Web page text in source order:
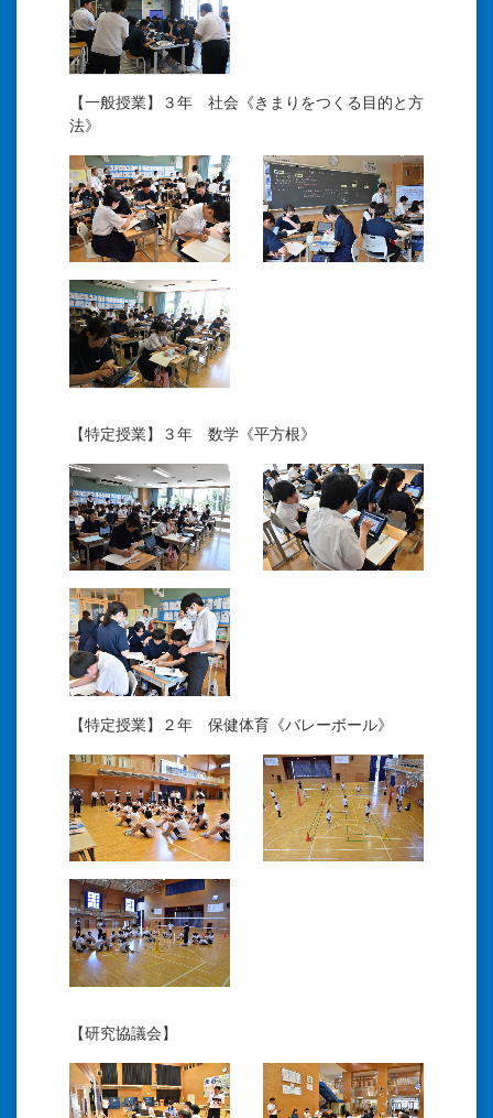
【一般授業】３年 社会《きまりをつくる目的と方
法》
【特定授業】３年 数学《平方根》
【特定授業】２年 保健体育《バレーボール》
【研究協議会】